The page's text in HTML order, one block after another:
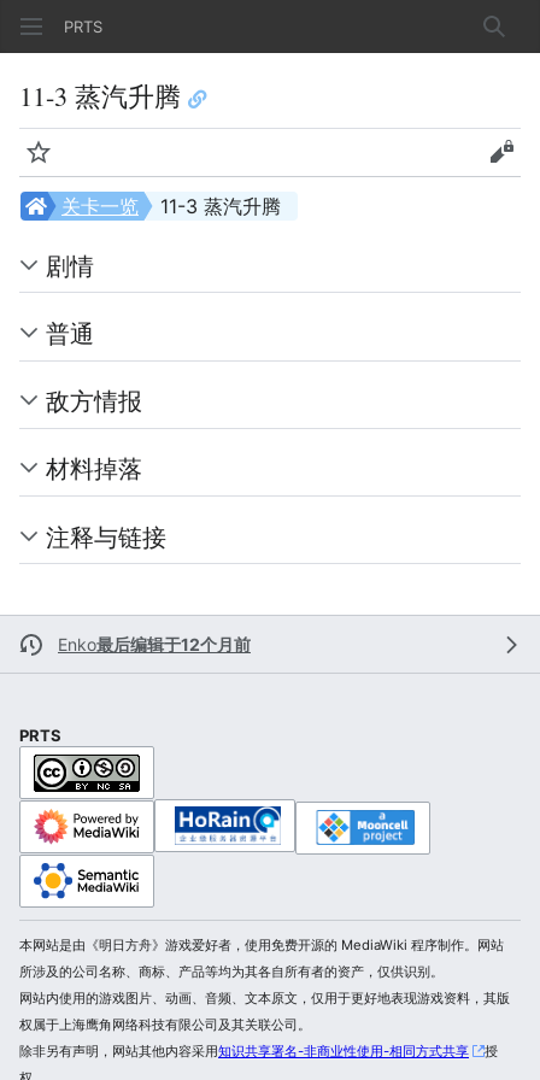
PRTS 搜索
11-3 蒸汽升腾
监视 查看
11-3 蒸汽升腾
关卡一览
剧情
普通
敌方情报
材料掉落
注释与链接
Enko最后编辑于12个月前
PRTS
本网站是由《明日方舟》游戏爱好者，使用免费开源的 MediaWiki 程序制作。网站
所涉及的公司名称、商标、产品等均为其各自所有者的资产，仅供识别。
网站内使用的游戏图片、动画、音频、文本原文，仅用于更好地表现游戏资料，其版
权属于上海鹰角网络科技有限公司及其关联公司。
除非另有声明，网站其他内容采用知识共享署名-非商业性使用-相同方式共享
授